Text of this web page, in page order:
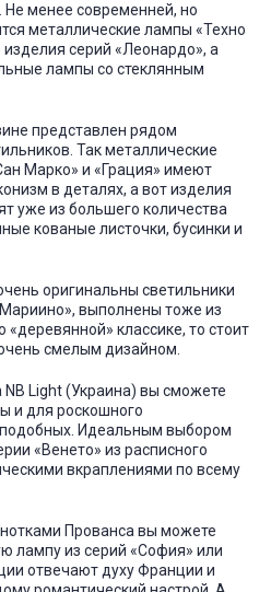
менее современней, но
металлические лампы «Техно
серий «Леонардо», а
лампы со стеклянным
представлен рядом
Так металлические
Марко» и «Грация» имеют
в деталях, а вот изделия
уже из большего количества
кованые листочки, бусинки и
оригинальны светильники
выполнены тоже из
классике, то стоит
смелым дизайном.
NB Light(Украина) вы сможете
и для роскошного
подобных. Идеальным выбором
«Венето» из расписного
вкраплениями по всему
Прованса вы можете
лампу из серий «София» или
отвечают духу Франции и